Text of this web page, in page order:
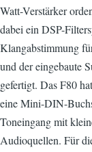
Watt-Verstärker
dabei ein DSP-
Klangabstimmung
und der eingebaute
gefertigt. Das F80
eine Mini-DIN-
Toneingang mit
Audioquellen. Für